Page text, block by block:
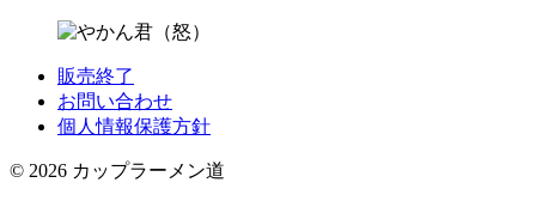
販売終了
お問い合わせ
個人情報保護方針
© 2026 カップラーメン道